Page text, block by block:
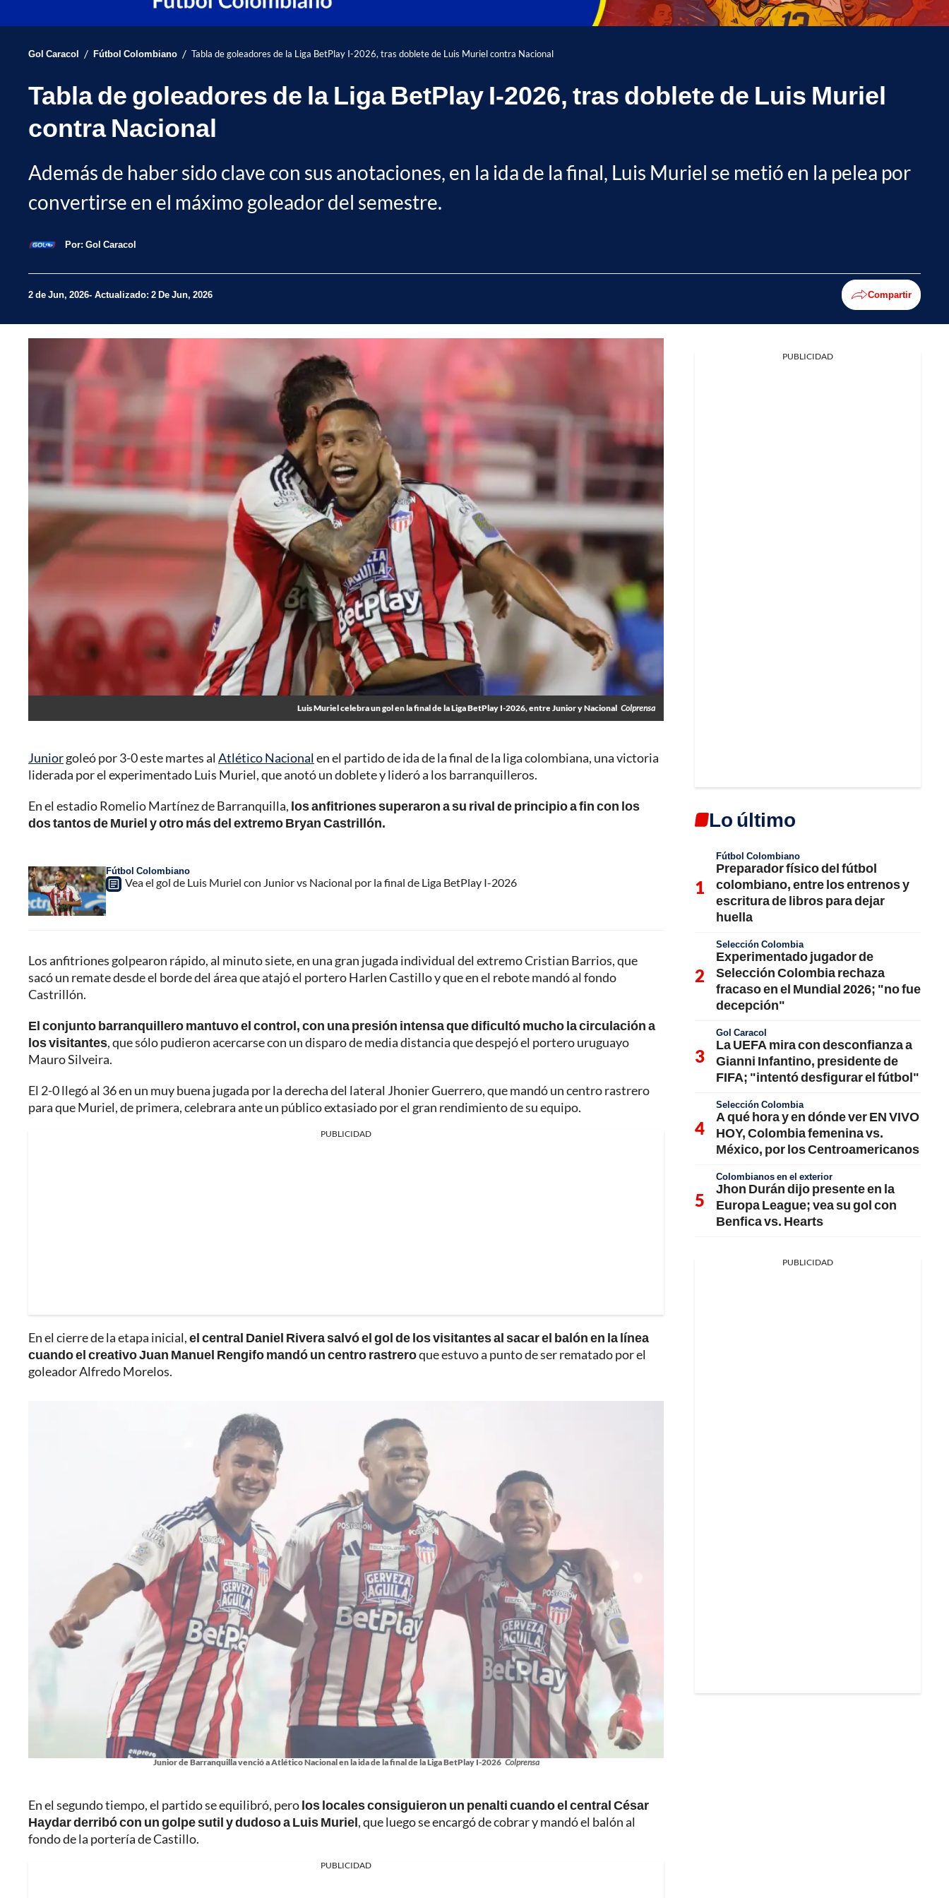
Gol Caracol / Fútbol Colombiano / Tabla de goleadores de la Liga BetPlay I-2026, tras doblete de Luis Muriel contra Nacional
Tabla de goleadores de la Liga BetPlay I-2026, tras doblete de Luis Muriel
contra Nacional
Además de haber sido clave con sus anotaciones, en la ida de la final, Luis Muriel se metió en la pelea por
convertirse en el máximo goleador del semestre.
Por: Gol Caracol
2 de Jun, 2026 Actualizado: 2 De Jun, 2026 Compartir
Luis Muriel celebra un gol en la final de la Liga BetPlay I-2026, entre Junior y Nacional Colprensa
Juniorgoleó por 3-0 este martes al Atlético Nacionalen el partido de ida de la final de la liga colombiana, una victoria
liderada por el experimentado Luis Muriel, que anotó un doblete y lideró a los barranquilleros.
En el estadio Romelio Martínez de Barranquilla, los anfitriones superaron a su rival de principio a fin con los
dos tantos de Muriel y otro más del extremo Bryan Castrillón.
Fútbol Colombiano
Vea el gol de Luis Muriel con Junior vs Nacional por la final de Liga BetPlay I-2026
Los anfitriones golpearon rápido, al minuto siete, en una gran jugada individual del extremo Cristian Barrios, que
sacó un remate desde el borde del área que atajó el portero Harlen Castillo y que en el rebote mandó al fondo
Castrillón.
El conjunto barranquillero mantuvo el control, con una presión intensa que dificultó mucho la circulación a
los visitantes, que sólo pudieron acercarse con un disparo de media distancia que despejó el portero uruguayo
Mauro Silveira.
El 2-0 llegó al 36 en un muy buena jugada por la derecha del lateral Jhonier Guerrero, que mandó un centro rastrero
para que Muriel, de primera, celebrara ante un público extasiado por el gran rendimiento de su equipo.
PUBLICIDAD
En el cierre de la etapa inicial,el central Daniel Rivera salvó el gol de los visitantes al sacar el balón en la línea
cuando el creativo Juan Manuel Rengifo mandó un centro rastreroque estuvo a punto de ser rematado por el
goleador Alfredo Morelos.
Junior de Barranquilla venció a Atlético Nacional en la ida de la final de la Liga BetPlay I-2026 Colprensa
En el segundo tiempo, el partido se equilibró, perolos locales consiguieron un penalti cuando el central César
Haydar derribó con un golpe sutil y dudoso a Luis Muriel, que luego se encargó de cobrar y mandó el balón al
fondo de la portería de Castillo.
PUBLICIDAD
PUBLICIDAD
Lo último
Fútbol Colombiano
Preparador físico del fútbol
colombiano, entre los entrenos y
escritura de libros para dejar
huella
Selección Colombia
Experimentado jugador de
Selección Colombia rechaza
fracaso en el Mundial 2026; "no fue
decepción"
Gol Caracol
La UEFA mira con desconfianza a
Gianni Infantino, presidente de
FIFA; "intentó desfigurar el fútbol"
Selección Colombia
A qué hora y en dónde ver EN VIVO
HOY, Colombia femenina vs.
México, por los Centroamericanos
Colombianos en el exterior
Jhon Durán dijo presente en la
Europa League; vea su gol con
Benfica vs. Hearts
PUBLICIDAD